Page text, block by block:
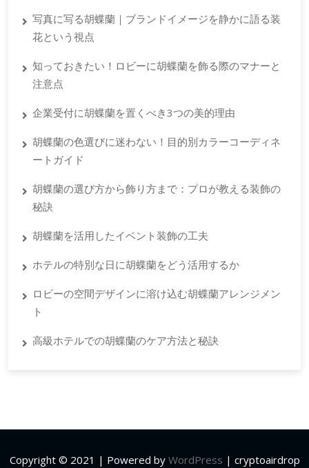
写真に写る胡蝶蘭｜ブランドイメージを静かに語る装
花という視点
知っておきたい！ロビーに胡蝶蘭を飾る際のマナーと
注意点
企業受付に胡蝶蘭を置くべき3つの美的理由
胡蝶蘭の色選びに迷わない！目的別カラーコーディネ
ートガイド
胡蝶蘭の選び方から飾り方まで：プロが教える装飾の
秘訣
胡蝶蘭を活用したイベント装飾の工夫
ホテルの特別な日に胡蝶蘭をどう活用するか
ロビーの空間デザインに溶け込む胡蝶蘭アレンジメン
ト
高級ホテルでの胡蝶蘭のケア方法と秘訣
Copyright © 2021 | Powered by WordPress | cryptoairdrop